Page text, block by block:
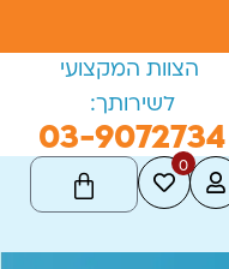
הצוות המקצועי
לשירותך:
03-9072734
0